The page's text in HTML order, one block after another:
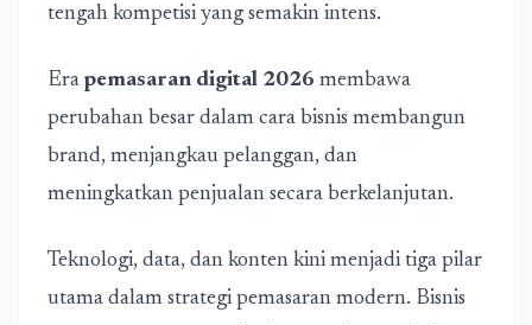
tengah kompetisi yang semakin intens.
Era pemasaran digital 2026 membawa
perubahan besar dalam cara bisnis membangun
brand, menjangkau pelanggan, dan
meningkatkan penjualan secara berkelanjutan.
Teknologi, data, dan konten kini menjadi tiga pilar
utama dalam strategi pemasaran modern. Bisnis